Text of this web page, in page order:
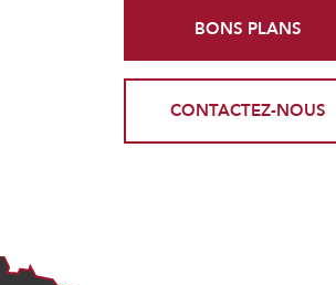
BONS PLANS
CONTACTEZ-NOUS